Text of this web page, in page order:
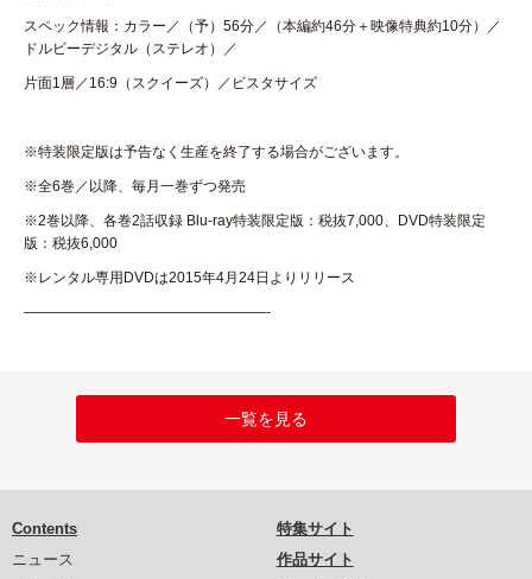
スペック情報：カラー／（予）56分／（本編約46分＋映像特典約10分）／
ドルビーデジタル（ステレオ）／
片面1層／16:9（スクイーズ）／ビスタサイズ
※特装限定版は予告なく生産を終了する場合がございます。
※全6巻／以降、毎月一巻ずつ発売
※2巻以降、各巻2話収録 Blu-ray特装限定版：税抜7,000、DVD特装限定
版：税抜6,000
※レンタル専用DVDは2015年4月24日よりリリース
—————————————————-
一覧を見る
Contents
ニュース
特集サイト
作品サイト